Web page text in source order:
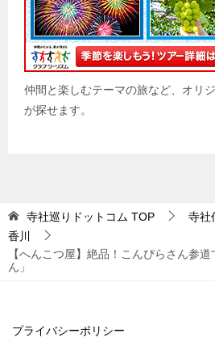
仲間と楽しむテーマの旅など、オリ
が探せます。
寺社巡りドットコム TOP
寺社
香川
【へんこつ屋】絶品！こんぴらさん参
ん」
プライバシーポリシー